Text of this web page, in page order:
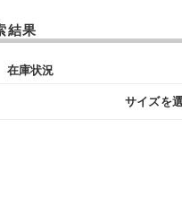
結果
在庫状況
サイズを